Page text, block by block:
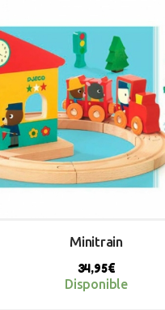
Minitrain
34,95€
Disponible